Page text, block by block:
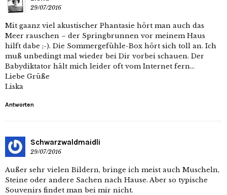
29/07/2016
Mit gaanz viel akustischer Phantasie hört man auch das
Meer rauschen – der Springbrunnen vor meinem Haus
hilft dabe ;-). Die Sommergefühle-Box hört sich toll an. Ich
muß unbedingt mal wieder bei Dir vorbei schauen. Der
Babydiktator hält mich leider oft vom Internet fern…
Liebe Grüße
Liska
Antworten
Schwarzwaldmaidli
29/07/2016
Außer sehr vielen Bildern, bringe ich meist auch Muscheln,
Steine oder andere Sachen nach Hause. Aber so typische
Souvenirs findet man bei mir nicht.